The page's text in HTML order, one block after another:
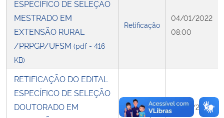
ESPECÍFICO DE SELEÇÃO
MESTRADO EM
EXTENSÃO RURAL
/PRPGP/UFSM (pdf - 416
KB)
Retificação
04/01/2022
08:00
RETIFICAÇÃO DO EDITAL
ESPECÍFICO DE SELEÇÃO
DOUTORADO EM
Retificação
04/01/2022